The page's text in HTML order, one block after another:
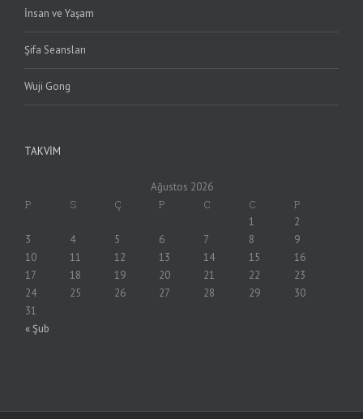
İnsan ve Yaşam
Şifa Seansları
Wuji Gong
TAKVIM
Ağustos 2026
P S Ç P C C P
« Şub
1
2
3
4 5 6 7 8
9
10
11 12 13 14 15
16
17
18 19 20 21 22
23
24
25 26 27 28 29
30
31